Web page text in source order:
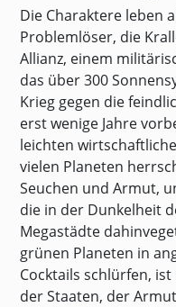
Die Charaktere leben
Problemlöser, die
Allianz, einem
das über 300
Krieg gegen die
erst wenige Jahre
leichten
vielen Planeten
Seuchen und Armut,
die in der Dunkelheit
Megastädte
grünen Planeten in
Cocktails schlürfen,
der Staaten, der